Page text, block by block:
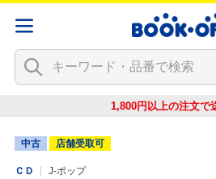
1,800円以上の注文で
中古 店舗受取可
ＣＤ J-ポップ